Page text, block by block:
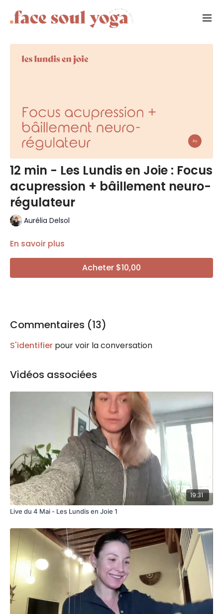
12 min - Les Lundis en Joie : Focus
acupression + bâillement neuro-
régulateur
Aurélia Delsol
En savoir plus
Acheter $10,00
Commentaires (13)
S'identifier pour voir la conversation
Vidéos associées
19:31
Live du 4 Mai - Les Lundis en Joie 1